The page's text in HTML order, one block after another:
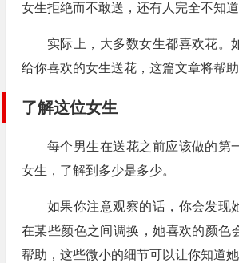
女生拒绝而不敢送，还有人完全不知道
实际上，大多数女生都喜欢花。
给你喜欢的女生送花，这篇文章将帮助
了解这位女生
每个男生在送花之前应该做的第
女生，了解到多少是多少。
如果你注意观察的话，你会发现
在某些颜色之间调换，她喜欢的颜色
帮助，这些微小的细节可以让你知道她